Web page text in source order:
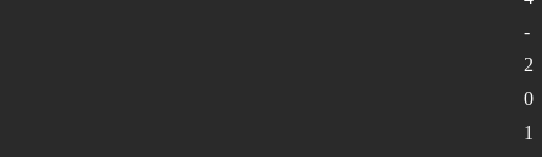
-
2
0
1